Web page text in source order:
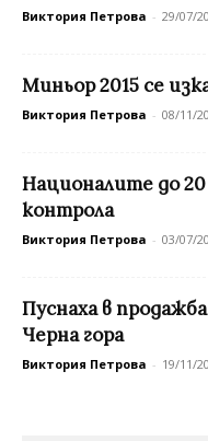
Виктория Петрова - 29/07/
Миньор 2015 се
Виктория Петрова - 08/11/
Националите до 20
контрола
Виктория Петрова - 03/07/
Пуснаха в
Черна гора
Виктория Петрова - 19/11/